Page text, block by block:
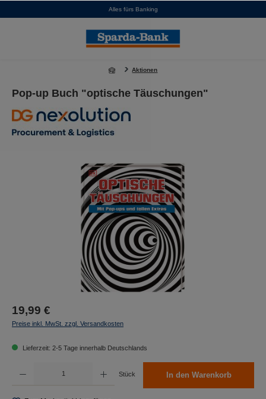
Alles fürs Banking
Aktionen
Pop-up Buch "optische Täuschungen"
Bildergalerie überspringen
19,99 €
Preise inkl. MwSt. zzgl. Versandkosten
Lieferzeit: 2-5 Tage innerhalb Deutschlands
Stück In den Warenkorb